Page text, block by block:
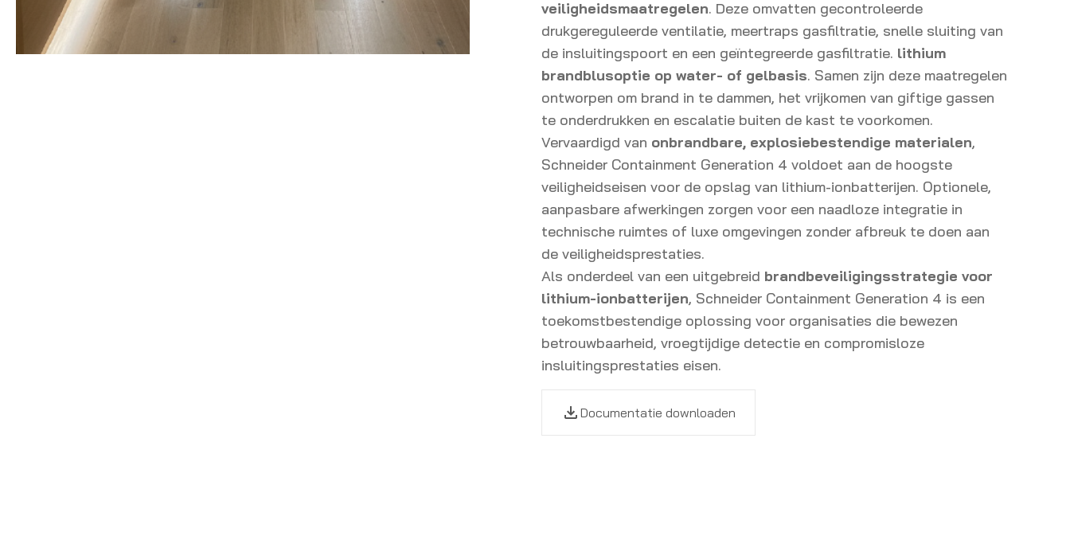
veiligheidsmaatregelen. Deze omvatten gecontroleerde
drukgereguleerde ventilatie, meertraps gasfiltratie, snelle sluiting van
de insluitingspoort en een geïntegreerde gasfiltratie. lithium
brandblusoptie op water- of gelbasis. Samen zijn deze maatregelen
ontworpen om brand in te dammen, het vrijkomen van giftige gassen
te onderdrukken en escalatie buiten de kast te voorkomen.
Vervaardigd van onbrandbare, explosiebestendige materialen,
Schneider Containment Generation 4 voldoet aan de hoogste
veiligheidseisen voor de opslag van lithium-ionbatterijen. Optionele,
aanpasbare afwerkingen zorgen voor een naadloze integratie in
technische ruimtes of luxe omgevingen zonder afbreuk te doen aan
de veiligheidsprestaties.
Als onderdeel van een uitgebreid brandbeveiligingsstrategie voor
lithium-ionbatterijen, Schneider Containment Generation 4 is een
toekomstbestendige oplossing voor organisaties die bewezen
betrouwbaarheid, vroegtijdige detectie en compromisloze
insluitingsprestaties eisen.
Documentatie downloaden